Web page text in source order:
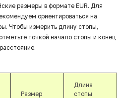
размеры в формате EUR. Для
ориентироваться на
Чтобы измерить длину стопы,
точкой начало стопы и конец
Размер
Длина
стопы